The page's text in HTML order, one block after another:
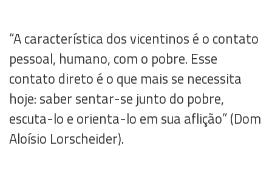
“A característica dos vicentinos é o contato
pessoal, humano, com o pobre. Esse
contato direto é o que mais se necessita
hoje: saber sentar-se junto do pobre,
escuta-lo e orienta-lo em sua aflição” (Dom
Aloísio Lorscheider).